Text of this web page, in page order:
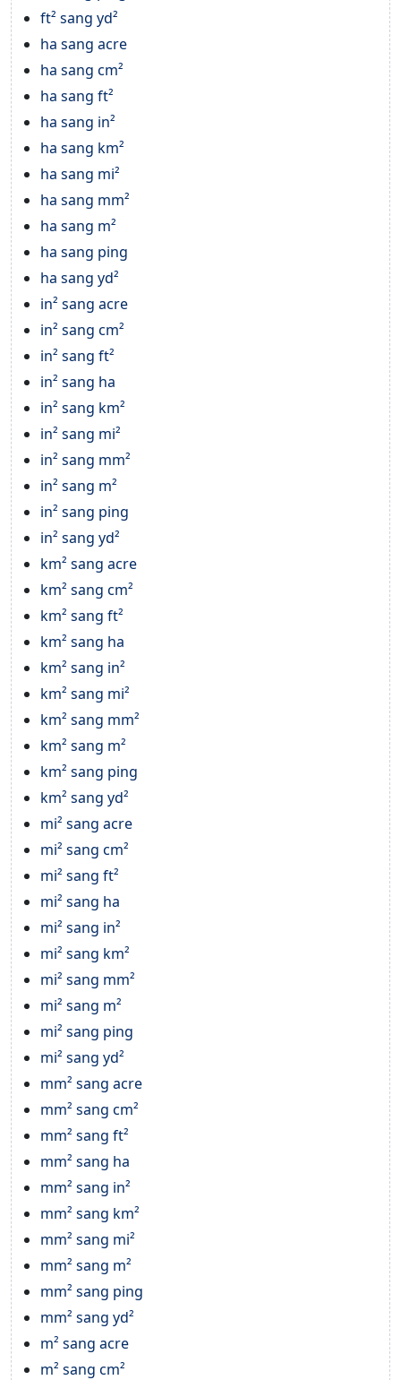
ft² sang yd²
ha sang acre
ha sang cm²
ha sang ft²
ha sang in²
ha sang km²
ha sang mi²
ha sang mm²
ha sang m²
ha sang ping
ha sang yd²
in² sang acre
in² sang cm²
in² sang ft²
in² sang ha
in² sang km²
in² sang mi²
in² sang mm²
in² sang m²
in² sang ping
in² sang yd²
km² sang acre
km² sang cm²
km² sang ft²
km² sang ha
km² sang in²
km² sang mi²
km² sang mm²
km² sang m²
km² sang ping
km² sang yd²
mi² sang acre
mi² sang cm²
mi² sang ft²
mi² sang ha
mi² sang in²
mi² sang km²
mi² sang mm²
mi² sang m²
mi² sang ping
mi² sang yd²
mm² sang acre
mm² sang cm²
mm² sang ft²
mm² sang ha
mm² sang in²
mm² sang km²
mm² sang mi²
mm² sang m²
mm² sang ping
mm² sang yd²
m² sang acre
m² sang cm²